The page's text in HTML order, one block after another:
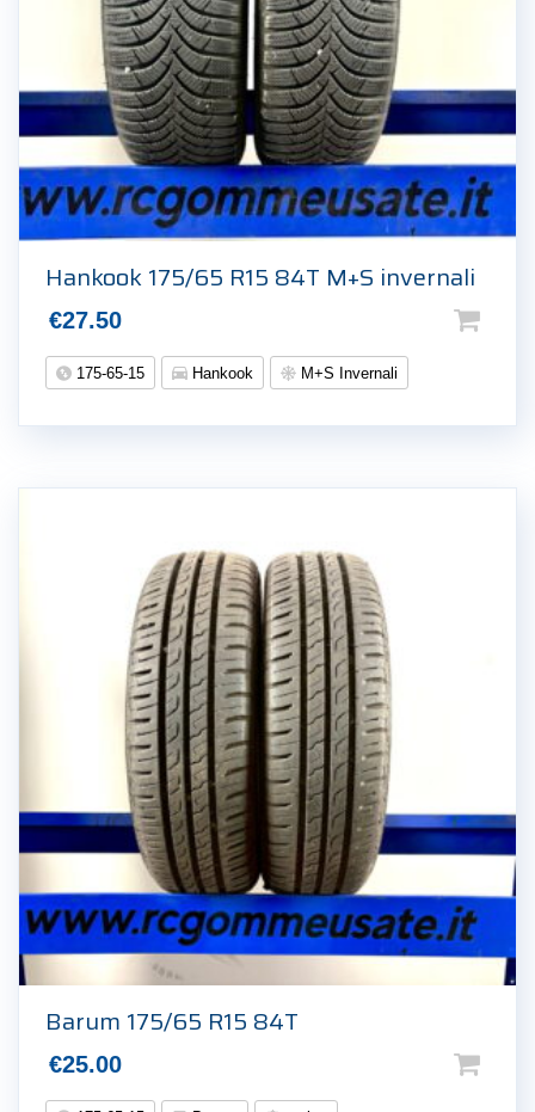
Hankook 175/65 R15 84T M+S invernali
€27.50
175-65-15 Hankook M+S Invernali
Barum 175/65 R15 84T
€25.00